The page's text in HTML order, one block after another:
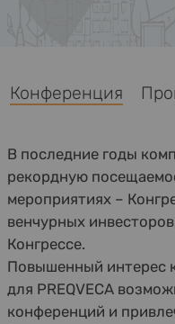
Конференция
В последние годы
рекордную
мероприятиях –
венчурных
Конгрессе.
Повышенный интерес
для PREQVECA
конференций и